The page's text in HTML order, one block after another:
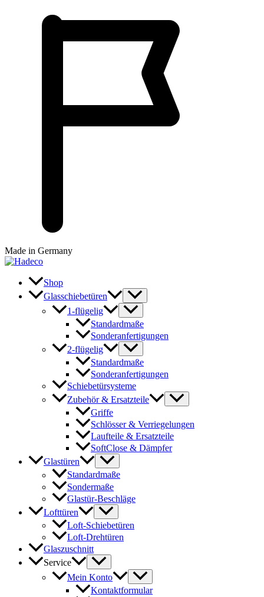
Made in Germany
Shop
Glasschiebetüren
1-flügelig
Standardmaße
Sonderanfertigungen
2-flügelig
Standardmaße
Sonderanfertigungen
Schiebetürsysteme
Zubehör & Ersatzteile
Griffe
Schlösser & Verriegelungen
Laufteile & Ersatzteile
SoftClose & Dämpfer
Glastüren
Standardmaße
Sondermaße
Glastür-Beschläge
Lofttüren
Loft-Schiebetüren
Loft-Drehtüren
Glaszuschnitt
Service
Mein Konto
Kontaktformular